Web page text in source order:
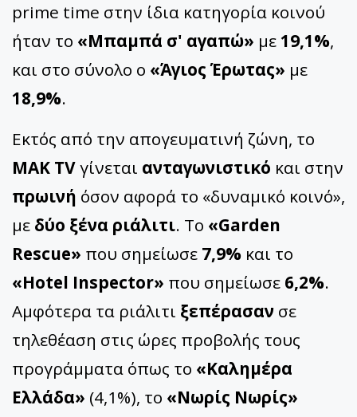
prime time στην ίδια κατηγορία κοινού
ήταν το «Μπαμπά σ' αγαπώ» με 19,1%,
και στο σύνολο ο «Άγιος Έρωτας» με
18,9%.
Εκτός από την απογευματινή ζώνη, το
ΜΑΚ TVγίνεται ανταγωνιστικό και στην
πρωινή όσον αφορά το «δυναμικό κοινό»,
με δύο ξένα ριάλιτι. Το «Garden
Rescue» που σημείωσε 7,9% και το
«Hotel Inspector» που σημείωσε 6,2%.
Αμφότερα τα ριάλιτι ξεπέρασαν σε
τηλεθέαση στις ώρες προβολής τους
προγράμματα όπως το «Καλημέρα
Ελλάδα» (4,1%), το «Νωρίς Νωρίς»